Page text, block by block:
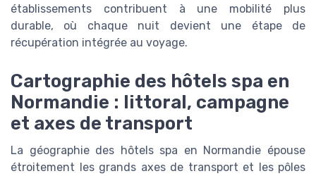
établissements contribuent à une mobilité plus
durable, où chaque nuit devient une étape de
récupération intégrée au voyage.
Cartographie des hôtels spa en
Normandie : littoral, campagne
et axes de transport
La géographie des hôtels spa en Normandie épouse
étroitement les grands axes de transport et les pôles